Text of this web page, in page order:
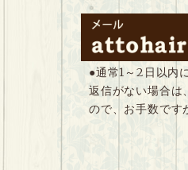
●通常1～2日以内
返信がない場合は
ので、お手数です